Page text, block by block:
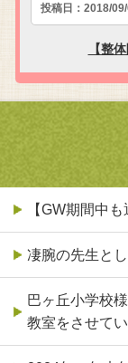
【GW期間中
凄腕の先生と
巴ヶ丘小学校
教室をさせて